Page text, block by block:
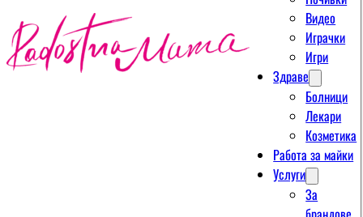
Видео
Играчки
Игри
Здраве
Болници
Лекари
Козметика
Работа за майки
Услуги
За